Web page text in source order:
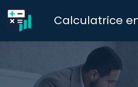
Calculatrice